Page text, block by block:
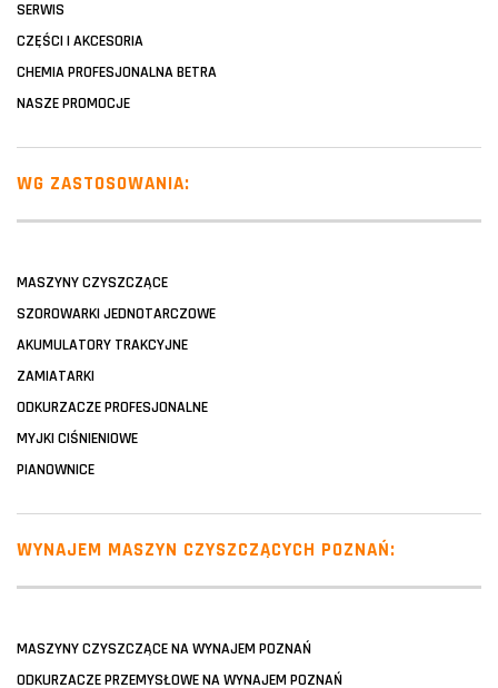
SERWIS
CZĘŚCI I AKCESORIA
CHEMIA PROFESJONALNA BETRA
NASZE PROMOCJE
WG ZASTOSOWANIA:
MASZYNY CZYSZCZĄCE
SZOROWARKI JEDNOTARCZOWE
AKUMULATORY TRAKCYJNE
ZAMIATARKI
ODKURZACZE PROFESJONALNE
MYJKI CIŚNIENIOWE
PIANOWNICE
WYNAJEM MASZYN CZYSZCZĄCYCH POZNAŃ:
MASZYNY CZYSZCZĄCE NA WYNAJEM POZNAŃ
ODKURZACZE PRZEMYSŁOWE NA WYNAJEM POZNAŃ